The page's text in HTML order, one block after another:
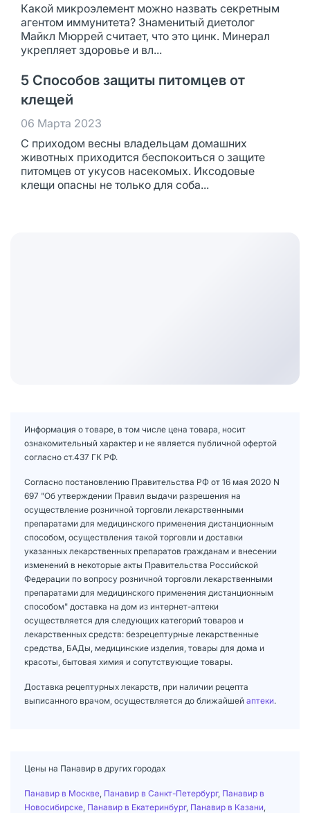
Какой микроэлемент можно назвать секретным
агентом иммунитета? Знаменитый диетолог
Майкл Мюррей считает, что это цинк. Минерал
укрепляет здоровье и вл...
5 Способов защиты питомцев от
клещей
06 Марта 2023
С приходом весны владельцам домашних
животных приходится беспокоиться о защите
питомцев от укусов насекомых. Иксодовые
клещи опасны не только для соба...
Информация о товаре, в том числе цена товара, носит
ознакомительный характер и не является публичной офертой
согласно ст.437 ГК РФ.
Согласно постановлению Правительства РФ от 16 мая 2020 N
697 "Об утверждении Правил выдачи разрешения на
осуществление розничной торговли лекарственными
препаратами для медицинского применения дистанционным
способом, осуществления такой торговли и доставки
указанных лекарственных препаратов гражданам и внесении
изменений в некоторые акты Правительства Российской
Федерации по вопросу розничной торговли лекарственными
препаратами для медицинского применения дистанционным
способом" доставка на дом из интернет-аптеки
осуществляется для следующих категорий товаров и
лекарственных средств: безрецептурные лекарственные
средства, БАДы, медицинские изделия, товары для дома и
красоты, бытовая химия и сопутствующие товары.
Доставка рецептурных лекарств, при наличии рецепта
выписанного врачом, осуществляется до ближайшей аптеки.
Цены на Панавир в других городах
Панавир в Москве Панавир в Санкт-Петербург, Панавир в
Новосибирске Панавир в Екатеринбург, Панавир в Казани